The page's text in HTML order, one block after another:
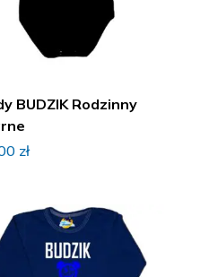
BUDZIK Rodzinny
zł